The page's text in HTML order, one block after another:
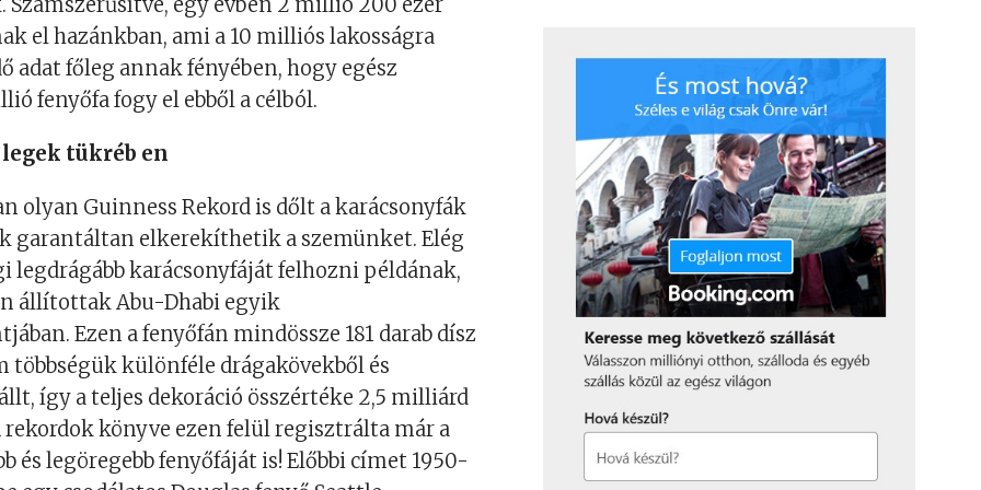
el hazánkban, ami a 10 milliós lakosságra
adat főleg annak fényében, hogy egész
fenyőfa fogy el ebből a célból.
tükréb en
olyan Guinness Rekord is dőlt a karácsonyfák
garantáltan elkerekíthetik a szemünket. Elég
legdrágább karácsonyfáját felhozni példának,
állítottak Abu-Dhabi egyik
Ezen a fenyőfán mindössze 181 darab dísz
többségük különféle drágakövekből és
így a teljes dekoráció összértéke 2,5 milliárd
könyve ezen felül regisztrálta már a
és legöregebb fenyőfáját is! Előbbi címet 1950-